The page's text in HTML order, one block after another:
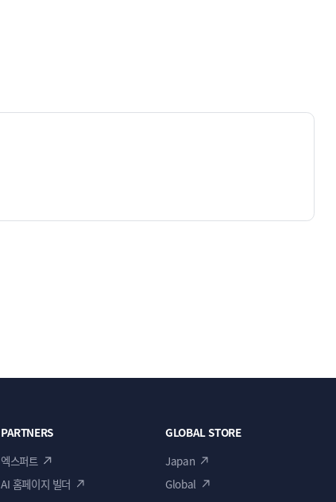
PARTNERS
엑스퍼트
AI 홈페이지 빌더
GLOBAL STORE
Japan
Global